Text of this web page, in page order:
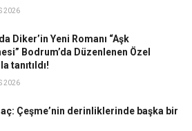
2026
Diker’in Yeni Romanı “Aşk
Bodrum’da Düzenlenen Özel
tanıtıldı!
2026
Çeşme’nin derinliklerinde başka bir